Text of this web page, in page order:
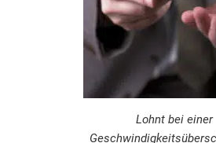
Lohnt bei einer